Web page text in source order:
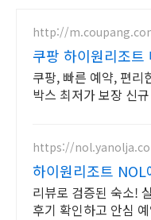
http://
쿠팡 하이원리조트
가
쿠팡, 빠른 예약, 편리
박스 최저가 보장 신
https://
하이원리조트
대 70% 더블업 할
리뷰로 검증된 숙소!
후기 확인하고 안심 예